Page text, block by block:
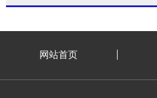
网站首页